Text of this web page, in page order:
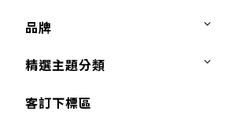
品牌
精選主題分類
客訂下標區